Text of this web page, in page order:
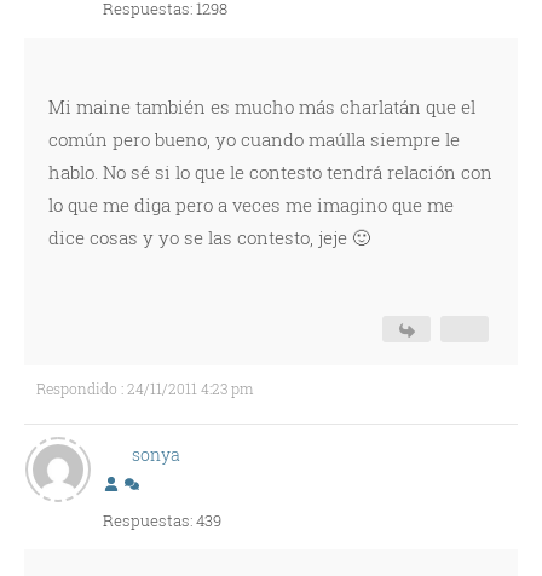
Respuestas: 1298
Mi maine también es mucho más charlatán que el
común pero bueno, yo cuando maúlla siempre le
hablo. No sé si lo que le contesto tendrá relación con
lo que me diga pero a veces me imagino que me
dice cosas y yo se las contesto, jeje 🙂
Respondido : 24/11/2011 4:23 pm
sonya
Respuestas: 439